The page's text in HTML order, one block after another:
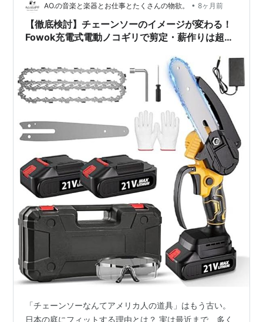
ディ ポータブル (a.ホワイト/ジョイントなし) Viaes（ビ
アエス） Amazon 【メーカー直販】 Viaes（ビ…
AO.の音楽と楽器とお仕事とたくさんの物欲。 • 8ヶ月前
【徹底検討】チェーンソーのイメージが変わる！
Fowok充電式電動ノコギリで剪定・薪作りは超ス
「チェーンソーなんてアメリカ人の道具」はもう古い。
日本の庭にフィットする理由とは？ 実は最近まで、多く